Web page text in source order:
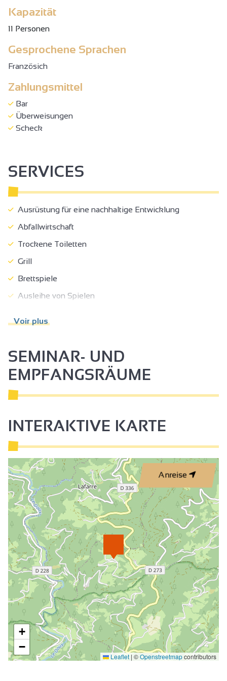
4 Nächte: 650 €
5 Nächte: 750 €
6 Nächte: 900 €
Kurtaxe: 1 €.
Kapazität
11 Personen
Gesprochene Sprachen
Französich
Zahlungsmittel
Bar
Überweisungen
Scheck
SERVICES
Ausrüstung für eine nachhaltige Entwicklung
Abfallwirtschaft
Trockene Toiletten
Grill
Brettspiele
Ausleihe von Spielen
Eigentumswohnung Reihenhaus
Parkplatz
Haustiere akzeptiert
Touristeninformation
Endreinigung
Betten bei Anreise hergerichtet
Reservierung obligatorisch
Direktverkauf beim Winzer
Nichtraucher
Lärmgeschützte Unterkunft
Küche
Wohnzimmer/Esszimmer
Familienzimmer
Sofa
Bedcouch
Bett 90 cm
Bett 160 cm
Voir plus
SEMINAR- UND
EMPFANGSRÄUME
INTERAKTIVE KARTE
Anreise
+
−
Leaflet | ©Openstreetmapcontributors